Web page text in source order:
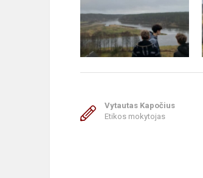
Vytautas Kapočius
Etikos mokytojas